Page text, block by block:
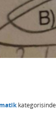
kategorisinde